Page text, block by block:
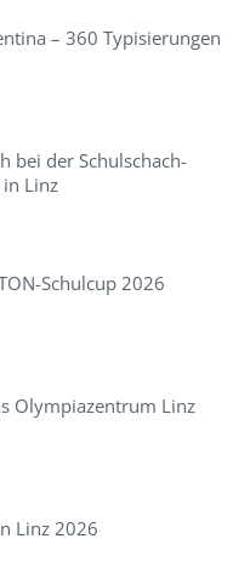
– 360 Typisierungen
bei der Schulschach-
Linz
Schulcup 2026
Olympiazentrum Linz
Linz 2026